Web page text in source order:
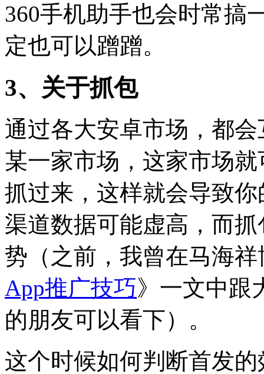
360手机助手也会时常搞
定也可以蹭蹭。
3、关于抓包
通过各大安卓市场，都
某一家市场，这家市场
抓过来，这样就会导致
渠道数据可能虚高，而
势（之前，我曾在马海祥
App推广技巧》一文中跟
的朋友可以看下）。
这个时候如何判断首发